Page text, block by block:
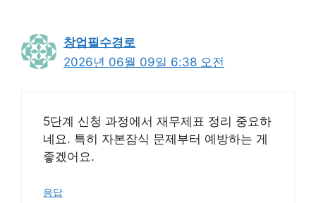
창업필수경로
2026년 06월 09일 6:38 오전
5단계 신청 과정에서 재무제표 정리 중요하
네요. 특히 자본잠식 문제부터 예방하는 게
좋겠어요.
응답